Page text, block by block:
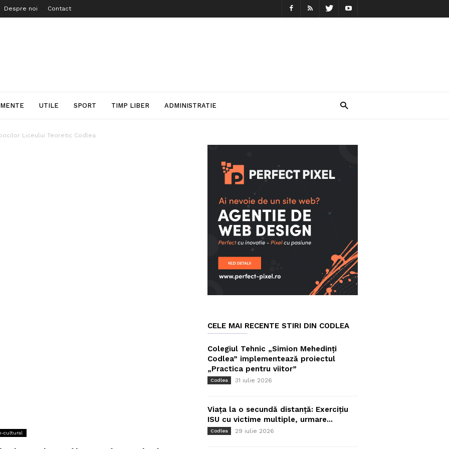
Despre noi Contact
UTILE SPORT TIMP LIBER ADMINISTRATIE
Liceului Teoretic Codlea
cultural
CELE MAI RECENTE STIRI DIN CODLEA
Colegiul Tehnic „Simion Mehedinți
Codlea” implementează proiectul
„Practica pentru viitor”
Codlea 31 iulie 2026
Viața la o secundă distanță: Exercițiu
ISU cu victime multiple, urmare...
Codlea 29 iulie 2026